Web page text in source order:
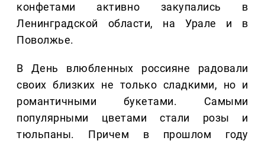
конфетами активно закупались в
Ленинградской области, на Урале и в
Поволжье.
В День влюбленных россияне радовали
своих близких не только сладкими, но и
романтичными букетами. Самыми
популярными цветами стали розы и
тюльпаны. Причем в прошлом году